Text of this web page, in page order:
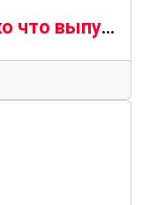
Компания Gigabyte только что выпустила совершенно новую материнскую плату Socket AM4 в комплекте с Wi-Fi 7.